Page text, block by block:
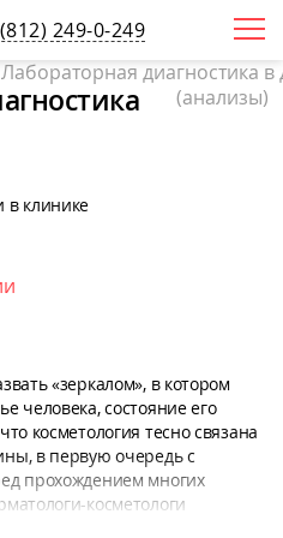
(812) 249-0-249
в клинике
«зеркалом», в котором
человека, состояние его
косметология тесно связана
в первую очередь с
прохождением многих
косметологи
сдать ряд